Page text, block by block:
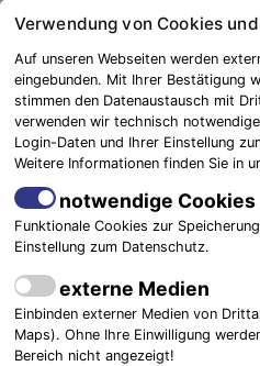
Springe
Inhalt
Blaulichtreport
Elbe-Elster
Sachbearbeiter
21. Juni 2019 -Einsätze
Verwendung von Cookies
Auf unseren Webseiten werden
eingebunden. Mit Ihrer Bestätigung
stimmen den Datenaustausch mit
verwenden wir technisch
Login-Daten und Ihrer Einstellung
Weitere Informationen finden Sie in
notwendige Cookies
Funktionale Cookies zur
Einstellung zum Datenschutz.
externe Medien
Einbinden externer Medien von
Maps). Ohne Ihre Einwilligung
Bereich nicht angezeigt!